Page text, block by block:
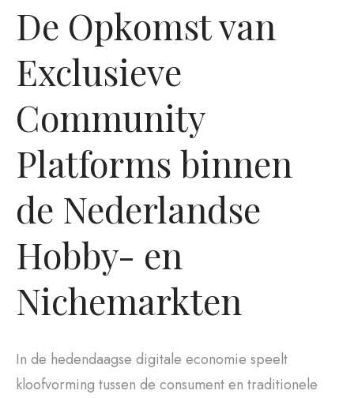
De Opkomst van
Exclusieve
Community
Platforms binnen
de Nederlandse
Hobby- en
Nichemarkten
In de hedendaagse digitale economie speelt
kloofvorming tussen de consument en traditionele